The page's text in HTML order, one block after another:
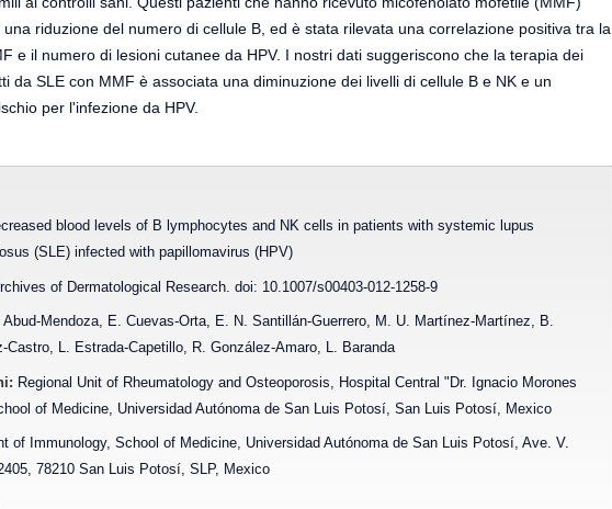
una riduzione del numero di cellule B, ed è stata rilevata una correlazione positiva tra la
e il numero di lesioni cutanee da HPV. I nostri dati suggeriscono che la terapia dei
da SLE con MMF è associata una diminuzione dei livelli di cellule B e NK e un
per l'infezione da HPV.
blood levels of B lymphocytes and NK cells in patients with systemic lupus
(SLE) infected with papillomavirus (HPV)
of Dermatological Research. doi: 10.1007/s00403-012-1258-9
Abud-Mendoza, E. Cuevas-Orta, E. N. Santillán-Guerrero, M. U. Martínez-Martínez, B.
Castro, L. Estrada-Capetillo, R. González-Amaro, L. Baranda
Regional Unit of Rheumatology and Osteoporosis, Hospital Central "Dr. Ignacio Morones
of Medicine, Universidad Autónoma de San Luis Potosí, San Luis Potosí, Mexico
of Immunology, School of Medicine, Universidad Autónoma de San Luis Potosí, Ave. V.
78210 San Luis Potosí, SLP, Mexico